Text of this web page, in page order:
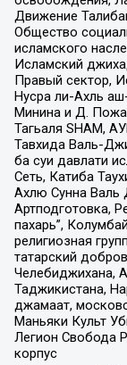
Движение
Общество
исламского
Исламский
Правый сектор,
Нусра ли-Ахль
Минина и Д.
Тагьаля SHAM,
Тавхида Валь-
ба суи давлати
Сеть, Катиба
Ахлю Сунна Валь
Артподготовка,
пахарь”,
религиозная
татарский
Челебиджихана,
Таджикистана,
джамаат,
Маньяки Культ
Легион Свобода
корпус